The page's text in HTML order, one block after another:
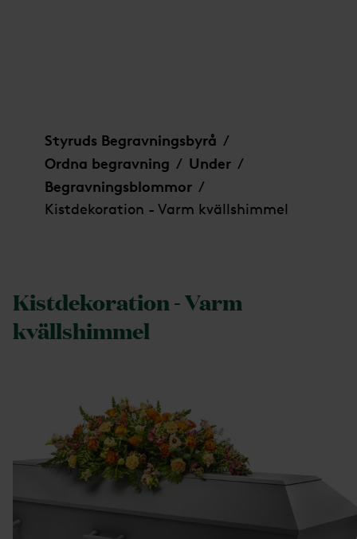
Styruds Begravningsbyrå /
Ordna begravning / Under /
Begravningsblommor /
Kistdekoration - Varm kvällshimmel
Kistdekoration - Varm
kvällshimmel